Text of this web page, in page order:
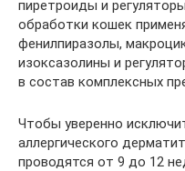
пиретроиды и
обработки кошек
фенилпиразолы,
изоксазолины и
в состав комплексных
Чтобы уверенно
аллергического
проводятся от 9 до 12